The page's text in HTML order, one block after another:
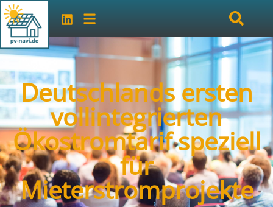
Deutschlands ersten
vollintegrierten
Ökostromtarif speziell
für
Mieterstromprojekte